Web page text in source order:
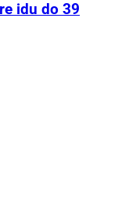
idu do 39